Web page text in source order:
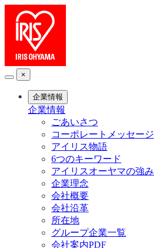
×
企業情報
企業情報
ごあいさつ
コーポレートメッセージ
アイリス物語
6つのキーワード
アイリスオーヤマの強み
企業理念
会社概要
会社沿革
所在地
グループ企業一覧
会社案内PDF